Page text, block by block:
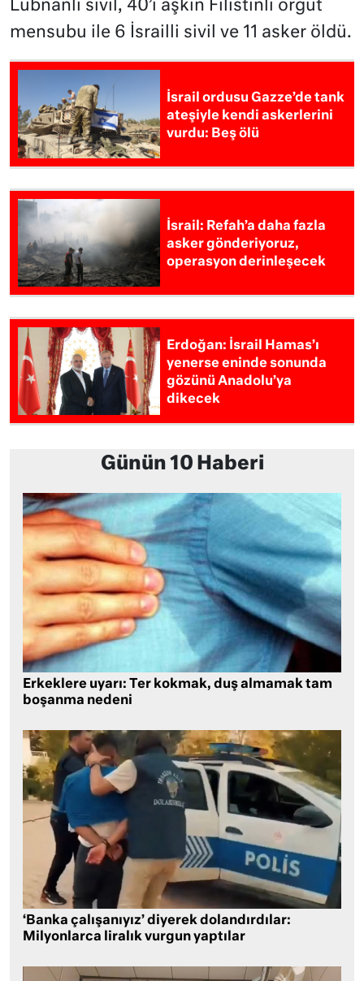
Lübnanlı sivil, 40’ı aşkın Filistinli örgüt
mensubu ile 6 İsrailli sivil ve 11 asker öldü.
İsrail ordusu Gazze’de tank
ateşiyle kendi askerlerini
vurdu: Beş ölü
İsrail: Refah’a daha fazla
asker gönderiyoruz,
operasyon derinleşecek
Erdoğan: İsrail Hamas’ı
yenerse eninde sonunda
gözünü Anadolu’ya
dikecek
Günün 10 Haberi
Erkeklere uyarı: Ter kokmak, duş almamak tam
boşanma nedeni
‘Banka çalışanıyız’ diyerek dolandırdılar:
Milyonlarca liralık vurgun yaptılar